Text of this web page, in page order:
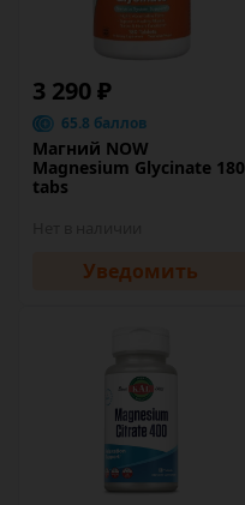
3 290 ₽
65.8 баллов
Магний NOW
Magnesium Glycinate 180
tabs
Уведомить